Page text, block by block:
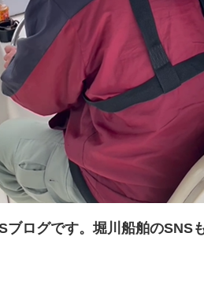
ログです。堀川船舶のSNS